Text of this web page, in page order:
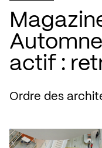
actif :
Ordre des